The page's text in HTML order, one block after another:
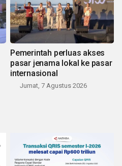
Pemerintah perluas akses
pasar jenama lokal ke pasar
internasional
Jumat, 7 Agustus 2026